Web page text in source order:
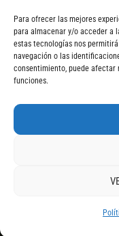
Para ofrecer las mejores
para almacenar y/o acceder a
estas tecnologías nos
navegación o las
consentimiento, puede
funciones.
© 2026 Ebike.esAviso legal
VISA Mastercard
Gasto de apertura: 4%
* Los modelos con
servir el producto, se
por